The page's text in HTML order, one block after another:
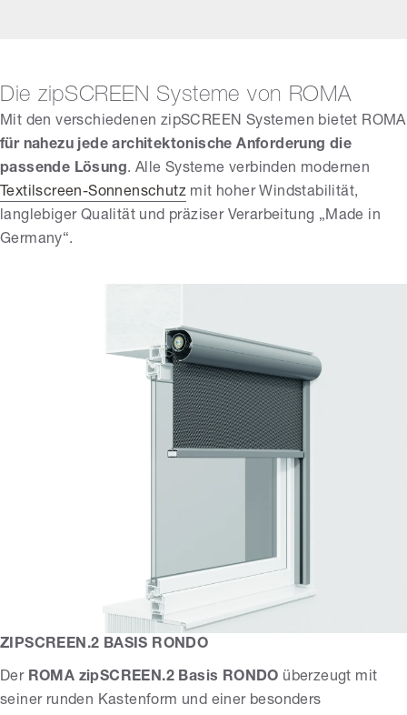
Die zipSCREEN Systeme von ROMA
Mit den verschiedenen zipSCREEN Systemen bietet ROMA
für nahezu jede architektonische Anforderung die
passende Lösung. Alle Systeme verbinden modernen
Textilscreen-Sonnenschutz mit hoher Windstabilität,
langlebiger Qualität und präziser Verarbeitung „Made in
Germany“.
ZIPSCREEN.2 BASIS RONDO
Der ROMA zipSCREEN.2 Basis RONDO überzeugt mit
seiner runden Kastenform und einer besonders